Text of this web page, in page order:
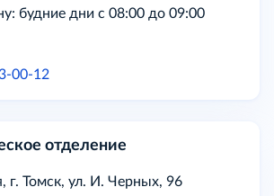
будние дни с 08:00 до 09:00
00-12
отделение
г. Томск, ул. И. Черных, 96